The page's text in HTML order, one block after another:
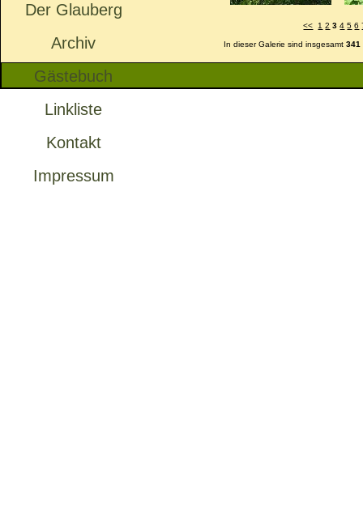
Der Glauberg
Archiv
Gästebuch
Linkliste
Kontakt
Impressum
<< 1 2 3 4 5 6
In dieser Galerie sind insgesamt